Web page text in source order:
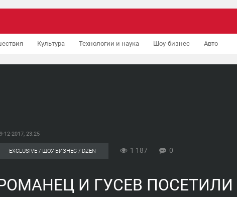
Культура Технологии и наука Шоу-бизнес Авто
12-2017, 23:25
EXCLUSIVE / ШОУ-БИЗНЕС / DZEN 1 187 0
И ГУСЕВ